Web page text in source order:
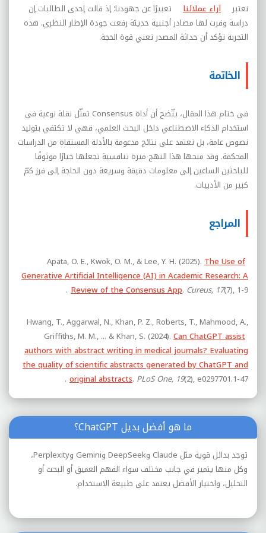
نعتبر آراء عملائنا
تعبيرًا عن جهودنا؛ إذ قالت إحدى الطالبات إن
دراسة وفرت لها مصادر أجنبية حديثة رفعت جودة الإطار النظري. هذه
التجربة تؤكد أن حداثة المصدر تعني قوة الحجة.
الخاتمة
في ختام هذا المقال، يتّضح أن أداة Consensus تمثّل نقلة نوعية في
استخدام الذكاء الاصطناعي داخل البحث العلمي، فهي لا تكتفي بتوليد
نصوص عامة، بل تعتمد على نتائج مدعومة بالأدلة المستقاة من الدراسات
المحكمة. وقد منحها هذا النهج ميزة تنافسية تجعلها خيارًا موثوقًا
للباحثين الساعين إلى معلومات دقيقة وسريعة دون الحاجة إلى فرز كمّ
كبير من الأدبيات.
المراجع
Apata, O. E., Kwok, O. M., & Lee, Y. H. (2025). The Use of
Generative Artificial Intelligence (AI) in Academic Research: A
Review of the Consensus App. Cureus, 17(7), 1-9.
Hwang, T., Aggarwal, N., Khan, P. Z., Roberts, T., Mahmood, A.,
Griffiths, M. M., ... & Khan, S. (2024). Can ChatGPT assist
authors with abstract writing in medical journals? Evaluating
the quality of scientific abstracts generated by ChatGPT and
original abstracts. PLoS One, 19(2), e0297701.1-47.
ما هو أفضل بديل ChatGPT؟
توجد بدائل قوية مثل Claude وDeepSeek وGemini وPerplexity،
وكل منها يتميز في جانب مختلف سواء الفهم العميق أو البحث أو
التحليل، واختيار الأفضل يعتمد على طبيعة الاستخدام.